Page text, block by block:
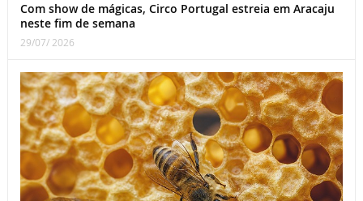
Com show de mágicas, Circo Portugal estreia em Aracaju
neste fim de semana
29/07/ 2026